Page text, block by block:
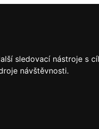
sledovací nástroje s
návštěvnosti.